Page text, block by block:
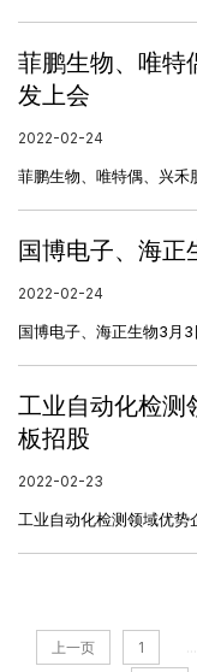
菲鹏生物、唯特
发上会
2022-02-24
菲鹏生物、唯特偶、兴
国博电子、海
2022-02-24
国博电子、海正生物3月
工业自动化检测
板招股
2022-02-23
工业自动化检测领域优势
上一页 1